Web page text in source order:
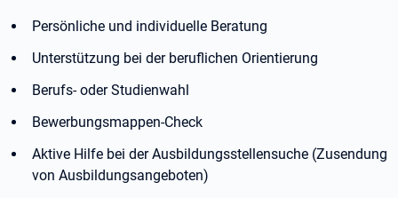
Persönliche und individuelle Beratung
Unterstützung bei der beruflichen Orientierung
Berufs- oder Studienwahl
Bewerbungsmappen-Check
Aktive Hilfe bei der Ausbildungsstellensuche (Zusendung
von Ausbildungsangeboten)